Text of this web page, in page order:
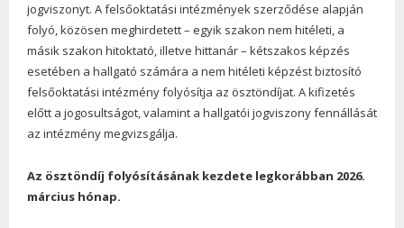
jogviszonyt. A felsőoktatási intézmények szerződése alapján
folyó, közösen meghirdetett – egyik szakon nem hitéleti, a
másik szakon hitoktató, illetve hittanár – kétszakos képzés
esetében a hallgató számára a nem hitéleti képzést biztosító
felsőoktatási intézmény folyósítja az ösztöndíjat. A kifizetés
előtt a jogosultságot, valamint a hallgatói jogviszony fennállását
az intézmény megvizsgálja.
Az ösztöndíj folyósításának kezdete legkorábban 2026.
március hónap.